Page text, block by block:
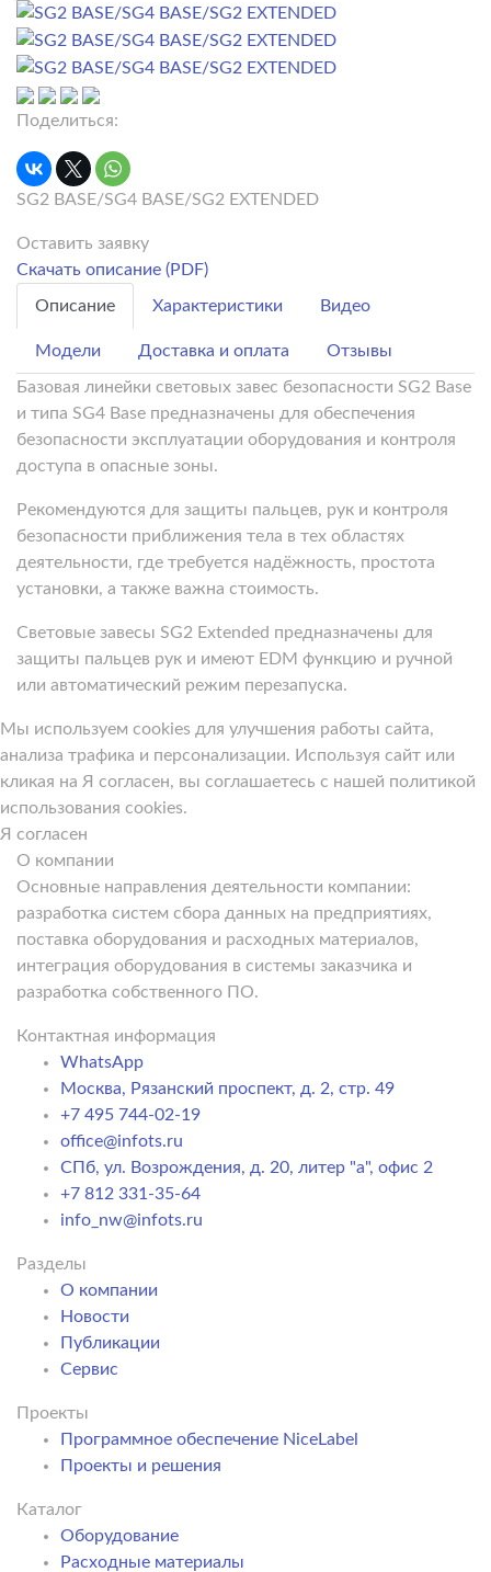
Поделиться:
SG2 BASE/SG4 BASE/SG2 EXTENDED
Оставить заявку
Скачать описание (PDF)
Описание Характеристики Видео
Модели Доставка и оплата Отзывы
Базовая линейки световых завес безопасности SG2 Base
и типа SG4 Base предназначены для обеспечения
безопасности эксплуатации оборудования и контроля
доступа в опасные зоны.
Рекомендуются для защиты пальцев, рук и контроля
безопасности приближения тела в тех областях
деятельности, где требуется надёжность, простота
установки, а также важна стоимость.
Световые завесы SG2 Extended предназначены для
защиты пальцев рук и имеют EDM функцию и ручной
или автоматический режим перезапуска.
Мы используем cookies для улучшения работы сайта,
анализа трафика и персонализации. Используя сайт или
кликая на Я согласен, вы соглашаетесь с нашей политикой
использования cookies.
Я согласен
О компании
Основные направления деятельности компании:
разработка систем сбора данных на предприятиях,
поставка оборудования и расходных материалов,
интеграция оборудования в системы заказчика и
разработка собственного ПО.
Контактная информация
WhatsApp
Москва, Рязанский проспект, д. 2, стр. 49
+7 495 744-02-19
office@infots.ru
СПб, ул. Возрождения, д. 20, литер "a", офис 2
+7 812 331-35-64
info_nw@infots.ru
Разделы
О компании
Новости
Публикации
Сервис
Проекты
Программное обеспечение NiceLabel
Проекты и решения
Каталог
Оборудование
Расходные материалы